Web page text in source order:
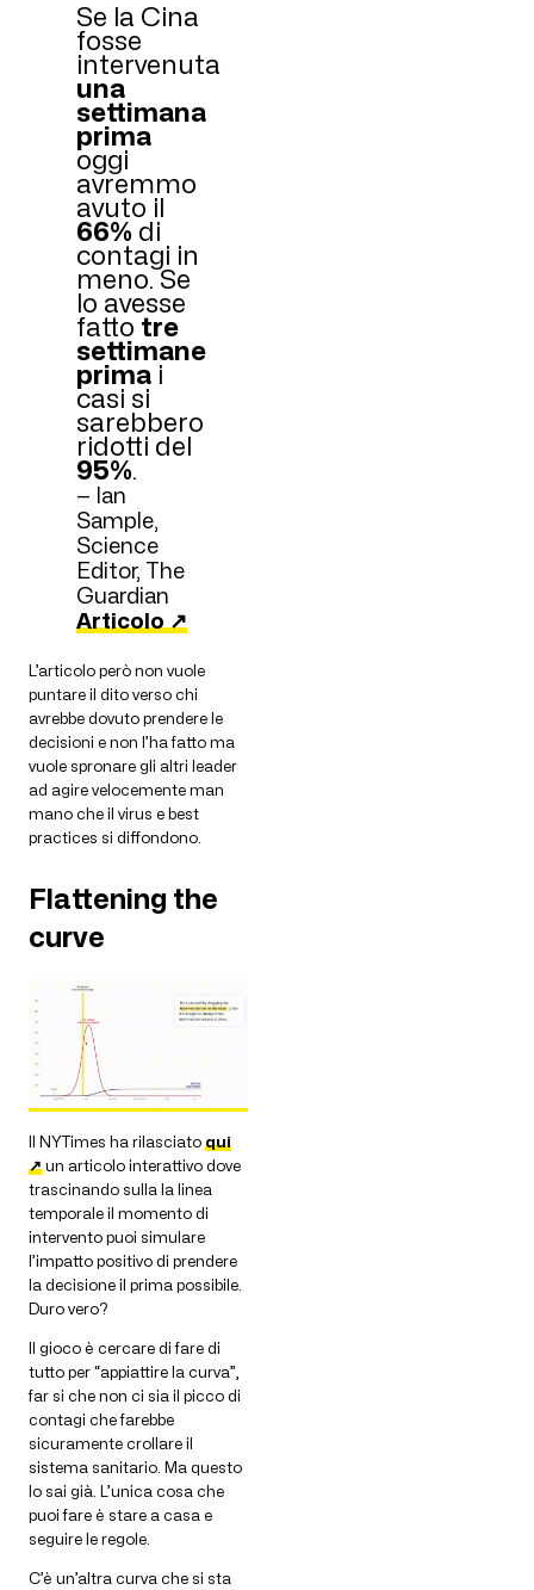
Se la Cina
fosse
intervenuta
una
settimana
prima
oggi
avremmo
avuto il
66% di
contagi in
meno. Se
lo avesse
fatto tre
settimane
prima i
casi si
sarebbero
ridotti del
95%.
— Ian
Sample,
Science
Editor, The
Guardian
Articolo ↗
L’articolo però non vuole
puntare il dito verso chi
avrebbe dovuto prendere le
decisioni e non l’ha fatto ma
vuole spronare gli altri leader
ad agire velocemente man
mano che il virus e best
practices si diffondono.
Flattening the
curve
Il NYTimes ha rilasciatoqui
↗un articolo interattivo dove
trascinando sulla la linea
temporale il momento di
intervento puoi simulare
l’impatto positivo di prendere
la decisione il prima possibile.
Duro vero?
Il gioco è cercare di fare di
tutto per “appiattire la curva”,
far si che non ci sia il picco di
contagi che farebbe
sicuramente crollare il
sistema sanitario. Ma questo
lo sai già. L’unica cosa che
puoi fare è stare a casa e
seguire le regole.
C’è un’altra curva che si sta